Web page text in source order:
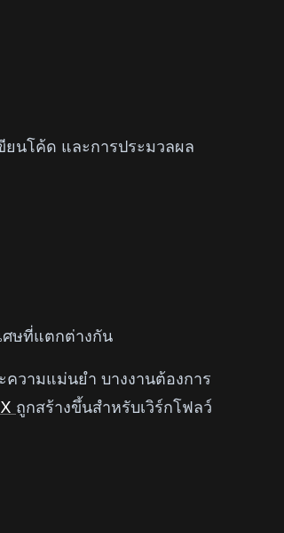
ยนโค้ด และการประมวลผล
ศษที่แตกต่างกัน
ความแม่นยำ บางงานต้องการ
ถูกสร้างขึ้นสำหรับเวิร์กโฟลว์